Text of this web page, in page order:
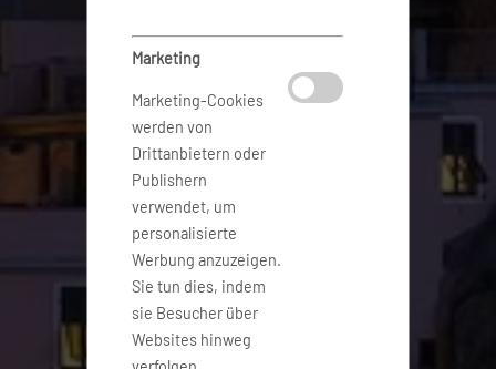
Marketing
Marketing-Cookies
werden von
Drittanbietern oder
Publishern
verwendet, um
personalisierte
Werbung anzuzeigen.
Sie tun dies, indem
sie Besucher über
Websites hinweg